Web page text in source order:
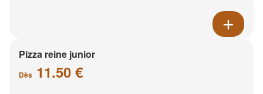
Pizza reine junior
Dès 11.50 €